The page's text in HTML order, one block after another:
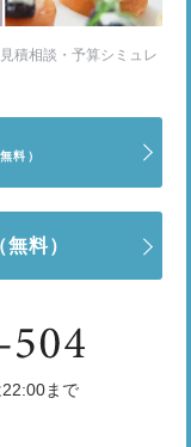
積相談・予算シミュレ
無料）
無料）
まで